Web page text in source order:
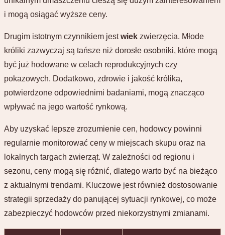
i mogą osiągać wyższe ceny.
Drugim istotnym czynnikiem jestwiek zwierzęcia. Młode
króliki zazwyczaj są tańsze niż dorosłe osobniki, które mogą
być już hodowane w celach reprodukcyjnych czy
pokazowych. Dodatkowo, zdrowie i jakość królika,
potwierdzone odpowiednimi badaniami, mogą znacząco
wpływać na jego wartość rynkową.
Aby uzyskać lepsze zrozumienie cen, hodowcy powinni
regularnie monitorować ceny w miejscach skupu oraz na
lokalnych targach zwierząt. W zależności od regionu i
sezonu, ceny mogą się różnić, dlatego warto być na bieżąco
z aktualnymi trendami. Kluczowe jest również dostosowanie
strategii sprzedaży do panującej sytuacji rynkowej, co może
zabezpieczyć hodowców przed niekorzystnymi zmianami.